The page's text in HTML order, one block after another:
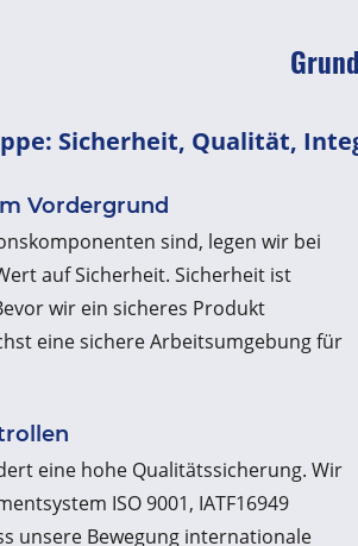
Sicherheit, Qualität,
Vordergrund
sind, legen wir bei
auf Sicherheit. Sicherheit ist
wir ein sicheres Produkt
eine sichere Arbeitsumgebung für
eine hohe Qualitätssicherung. Wir
ISO 9001, IATF16949
unsere Bewegung internationale